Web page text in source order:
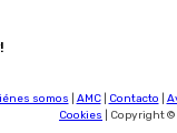
somos AMC| Contacto
Cookies | Copyright